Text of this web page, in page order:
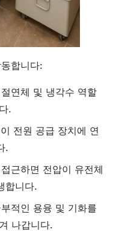
합니다:
연체 및 냉각수 역할
.
전원 공급 장치에 연
.
근하면 전압이 유전체
합니다.
적인 용융 및 기화를
나갑니다.